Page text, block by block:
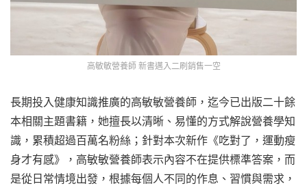
高敏敏營養師 新書邁入二刷銷售一空
長期投入健康知識推廣的高敏敏營養師，迄今已出版二十餘
本相關主題書籍，她擅長以清晰、易懂的方式解說營養學知
識，累積超過百萬名粉絲；針對本次新作《吃對了，運動瘦
身才有感》，高敏敏營養師表示內容不在提供標準答案，而
是從日常情境出發，根據每個人不同的作息、習慣與需求，